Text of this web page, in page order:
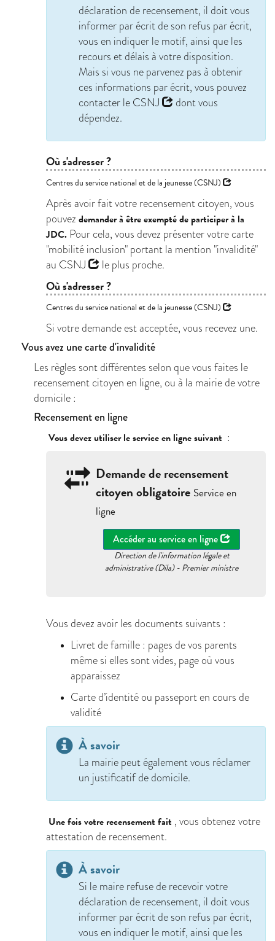
déclaration de recensement, il doit vous
informer par écrit de son refus par écrit,
vous en indiquer le motif, ainsi que les
recours et délais à votre disposition.
Mais si vous ne parvenez pas à obtenir
ces informations par écrit, vous pouvez
contacter le CSNJ
dont vous
dépendez.
Où s'adresser ?
Centres du service national et de la jeunesse (CSNJ)
Après avoir fait votre recensement citoyen, vous
pouvez demander à être exempté de participer à la
JDC. Pour cela, vous devez présenter votre carte
"mobilité inclusion" portant la mention "invalidité"
au CSNJ le plus proche.
Où s'adresser ?
Centres du service national et de la jeunesse (CSNJ)
Si votre demande est acceptée, vous recevez une.
Vous avez une carte d'invalidité
Les règles sont différentes selon que vous faites le
recensement citoyen en ligne, ou à la mairie de votre
domicile :
Recensement en ligne
Vous devez utiliser le service en ligne suivant :
Demande de recensement
citoyen obligatoire Service en
ligne
Accéder au service en ligne
Direction de l'information légale et
administrative (Dila) - Premier ministre
Vous devez avoir les documents suivants :
Livret de famille : pages de vos parents
même si elles sont vides, page où vous
apparaissez
Carte d’identité ou passeport en cours de
validité
À savoir
La mairie peut également vous réclamer
un justificatif de domicile.
Une fois votre recensement fait , vous obtenez votre
attestation de recensement.
À savoir
Si le maire refuse de recevoir votre
déclaration de recensement, il doit vous
informer par écrit de son refus par écrit,
vous en indiquer le motif, ainsi que les